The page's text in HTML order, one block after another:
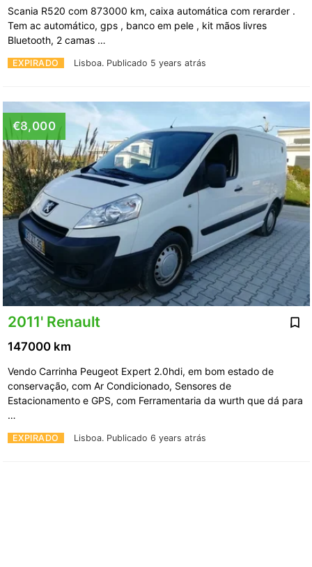
EXPIRADO Lisboa. Publicado 5 years atrás
Scania R520 com 873000 km, caixa automática com rerarder .
Tem ac automático, gps , banco em pele , kit mãos livres
Bluetooth, 2 camas …
€8,000
2011' Renault
EXPIRADO Lisboa. Publicado 6 years atrás
147000 km
Vendo Carrinha Peugeot Expert 2.0hdi, em bom estado de
conservação, com Ar Condicionado, Sensores de
Estacionamento e GPS, com Ferramentaria da wurth que dá para
…